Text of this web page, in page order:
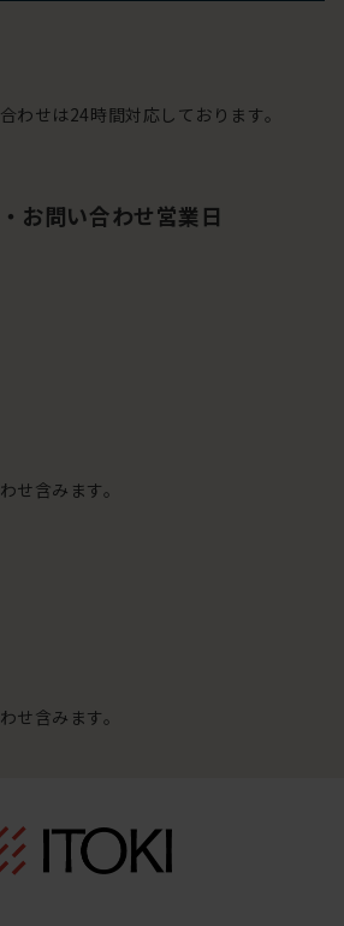
わせは24時間対応しております。
お問い合わせ営業日
せ含みます。
せ含みます。